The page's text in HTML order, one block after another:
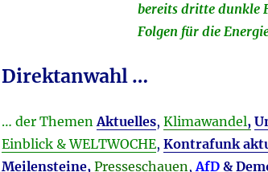
bereits dritte dunkle
Folgen für die
Direktanwahl …
… der ThemenAktuelles, Klimawandel,
Einblick & WELTWOCHE, Kontrafunk
Meilensteine, Presseschauen, AfD &